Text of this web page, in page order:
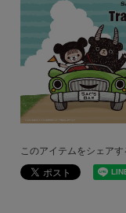
このアイテムをシェアす